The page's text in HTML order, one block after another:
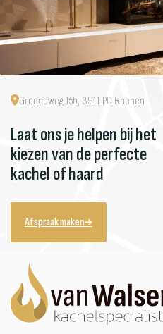
Groeneweg 15b, 3911 PD Rhenen
Laat ons je helpen bij het
kiezen van de perfecte
kachel of haard
Afspraak maken